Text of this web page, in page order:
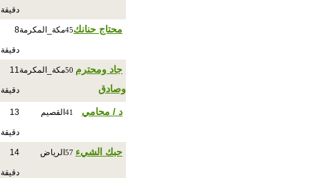
دقيقة
محتاج حنانك45مكة_المكرمة8
دقيقة
جاد ومحترم
وصادق
50مكة_المكرمة11
دقيقة
د / محامي 41 القصيم 13
دقيقة
حبك الشيء 57 الرياض 14
دقيقة